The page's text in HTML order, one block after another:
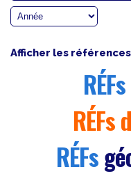
Afficher les références
RÉFs
RÉFs
RÉFs